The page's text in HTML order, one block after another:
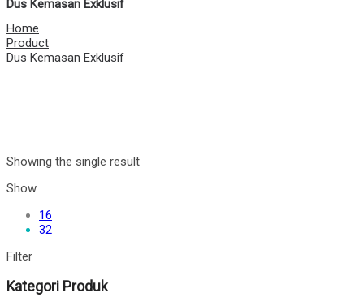
Dus Kemasan Exklusif
Home
Product
Dus Kemasan Exklusif
Showing the single result
Show
16
32
Filter
Kategori Produk